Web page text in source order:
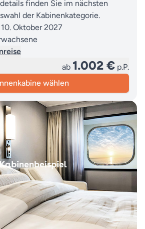
finden Sie im nächsten
der Kabinenkategorie.
Oktober 2027
ab 1.002 € p.P.
wählen